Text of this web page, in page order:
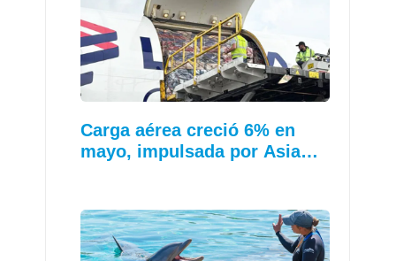
Carga aérea creció 6% en
mayo, impulsada por Asia…